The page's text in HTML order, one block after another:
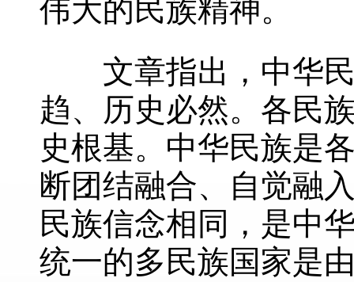
伟大的民族精神。
文章指出，中华民
趋、历史必然。各民
史根基。中华民族是
断团结融合、自觉融
民族信念相同，是中
统一的多民族国家是